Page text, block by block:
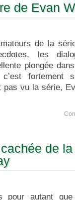
de Evan
de la
les
plongée
fortement
pas vu la série,
de
pour autant